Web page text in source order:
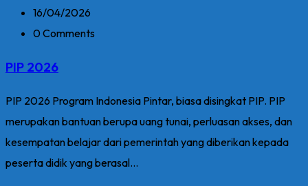
16/04/2026
0 Comments
PIP 2026
PIP 2026 Program Indonesia Pintar, biasa disingkat PIP. PIP
merupakan bantuan berupa uang tunai, perluasan akses, dan
kesempatan belajar dari pemerintah yang diberikan kepada
peserta didik yang berasal...